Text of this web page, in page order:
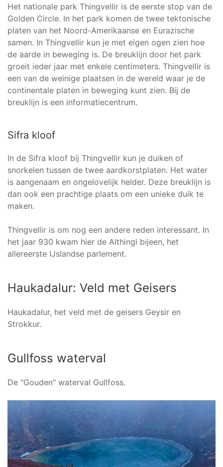
Het nationale park Thingvellir is de eerste stop van de
Golden Circle. In het park komen de twee tektonische
platen van het Noord-Amerikaanse en Eurazische
samen. In Thingvellir kun je met eigen ogen zien hoe
de aarde in beweging is. De breuklijn door het park
groeit ieder jaar met enkele centimeters. Thingvellir is
een van de weinige plaatsen in de wereld waar je de
continentale platen in beweging kunt zien. Bij de
breuklijn is een informatiecentrum.
Sifra kloof
In de Sifra kloof bij Thingvellir kun je duiken of
snorkelen tussen de twee aardkorstplaten. Het water
is aangenaam en ongelovelijk helder. Deze breuklijn is
dan ook een prachtige plaats om een unieke duik te
maken.
Thingvellir is om nog een andere reden interessant. In
het jaar 930 kwam hier de Althingi bijeen, het
allereerste IJslandse parlement.
Haukadalur: Veld met Geisers
Haukadalur, het veld met de geisers Geysir en
Strokkur.
Gullfoss waterval
De "Gouden" waterval Gullfoss.